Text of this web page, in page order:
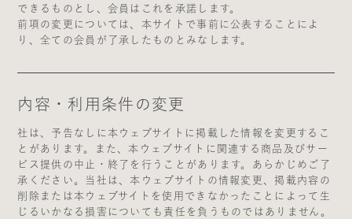
できるものとし、会員はこれを承諾します。
前項の変更については、本サイトで事前に公表することによ
り、全ての会員が了承したものとみなします。
内容・利用条件の変更
社は、予告なしに本ウェブサイトに掲載した情報を変更するこ
とがあります。また、本ウェブサイトに関連する商品及びサー
ビス提供の中止・終了を行うことがあります。あらかじめご了
承ください。当社は、本ウェブサイトの情報変更、掲載内容の
削除または本ウェブサイトを使用できなかったことによって生
じるいかなる損害についても責任を負うものではありません。